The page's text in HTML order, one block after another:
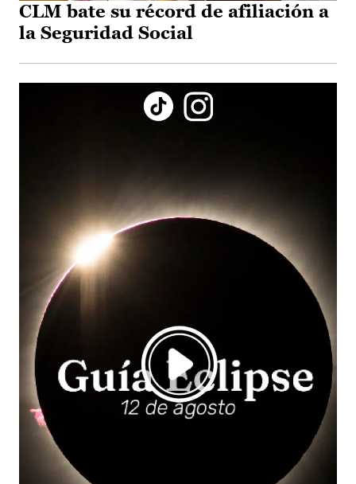
CLM bate su récord de afiliación a
la Seguridad Social